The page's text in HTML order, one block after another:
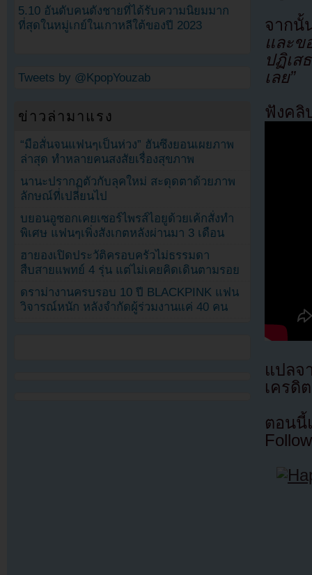
จากนั้
และข
ปฏิเส
เลย”
ฟังคลิ
แปล
เครดิ
ตอนนี้
5.10 อันดับคนดังชายที่ได้รับความนิยมมาก
ที่สุดในหมู่เกย์ในเกาหลีใต้ของปี 2023
Tweets by @KpopYouzab
ข่าวล่ามาแรง
“มือสั่นจนแฟนๆเป็นห่วง” ฮันซึงยอนเผยภาพ
ล่าสุด ทำหลายคนสงสัยเรื่องสุขภาพ
นานะปรากฏตัวกับลุคใหม่ สะดุดตาด้วยภาพ
ลักษณ์ที่เปลี่ยนไป
บยอนอูซอกเคยเซอร์ไพรส์ไอยูด้วยเค้กสั่งทำ
พิเศษ แฟนๆเพิ่งสังเกตหลังผ่านมา 3 เดือน
ฮายองเปิดประวัติครอบครัวไม่ธรรมดา
สืบสายแพทย์ 4 รุ่น แต่ไม่เคยคิดเดินตามรอย
ดราม่างานครบรอบ 10 ปี BLACKPINK แฟน
วิจารณ์หนัก หลังจำกัดผู้ร่วมงานแค่ 40 คน